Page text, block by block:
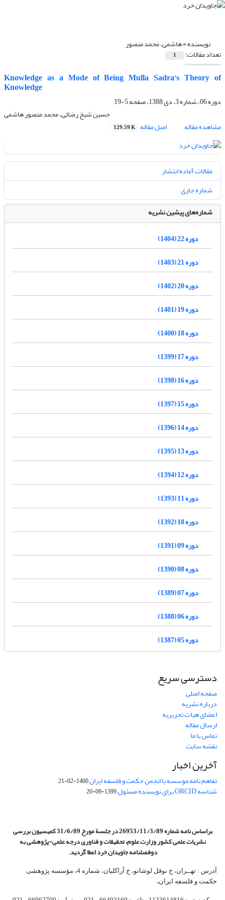
نویسنده =هاشمی، محمد منصور
تعداد مقالات: 1
Knowledge as a Mode of Being Mulla Sadra’s Theory of
Knowledge
دوره 06، شماره 3، دی 1388، صفحه
5-19
حسین شیخ رضائی، محمد منصور هاشمی
مشاهده مقاله
اصل مقاله 129.59 K
مقالات آماده انتشار
شماره جاری
شماره‌های پیشین نشریه
دوره 22 (1404)
دوره 21 (1403)
دوره 20 (1402)
دوره 19 (1401)
دوره 18 (1400)
دوره 17 (1399)
دوره 16 (1398)
دوره 15 (1397)
دوره 14 (1396)
دوره 13 (1395)
دوره 12 (1394)
دوره 11 (1393)
دوره 10 (1392)
دوره 09 (1391)
دوره 08 (1390)
دوره 07 (1389)
دوره 06 (1388)
دوره 05 (1387)
دسترسی سریع
صفحه اصلی
درباره نشریه
اعضای هیات تحریریه
ارسال مقاله
تماس با ما
نقشه سایت
آخرین اخبار
تفاهم نامه موسسه با انجمن حکمت و فلسفه ایران1400-02-21
شناسه ORCID برای نویسنده مسئول 1399-09-20
براساس نامه شماره 26953/11/3/89 در جلسة مورخ 31/6/89 کمیسیون
بررسی
نشریات علمی کشور وزارت علوم، تحقیقات و فناوری درجه علمی‌-پژوهشیبه
دوفصلنامه جاویدان خرد اعطا گردید.
آدرس : تهــران، خ نوفل لوشاتو، خ آراکلیان، شماره 4،‌ مؤسسه پژوهشی
حکمت و فلسفه ایران،‌